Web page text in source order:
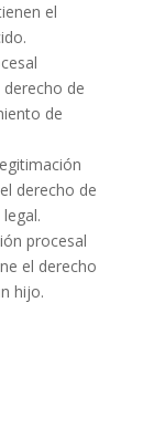
el
de
de
derecho de
procesal
el derecho
hijo.